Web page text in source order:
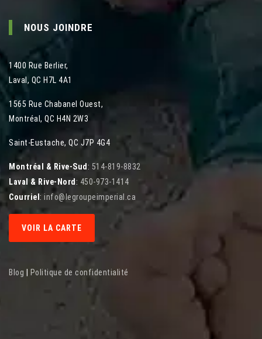
NOUS JOINDRE
1400 Rue Berlier,
Laval , QC H7L 4A1
1565 Rue Chabanel Ouest,
Montréal , QC H4N 2W3
Saint-Eustache, QC J7P 4G4
Montréal & Rive-Sud : 514-819-8832
Laval & Rive-Nord : 450-973-1414
Courriel : info@legroupeimperial.ca
VOIR LA CARTE
Blog Politique de confidentialité